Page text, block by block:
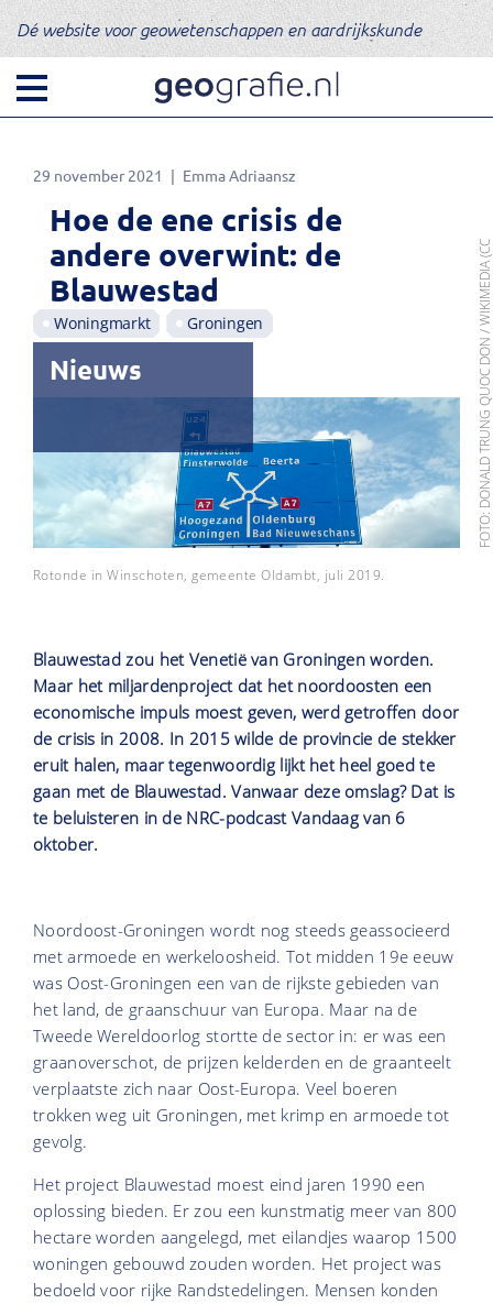
Dé website voor geowetenschappen en aardrijkskunde
29 november 2021 Emma Adriaansz
Hoe de ene crisis de
andere overwint: de
Blauwestad
Woningmarkt Groningen
Nieuws FOTO: DONALD TRUNG QUOC DON / WIKIMEDIA (CC
Rotonde in Winschoten, gemeente Oldambt, juli 2019.
Blauwestad zou het Venetië van Groningen worden.
Maar het miljardenproject dat het noordoosten een
economische impuls moest geven, werd getroffen door
de crisis in 2008. In 2015 wilde de provincie de stekker
eruit halen, maar tegenwoordig lijkt het heel goed te
gaan met de Blauwestad. Vanwaar deze omslag? Dat is
te beluisteren in de NRC-podcast Vandaag van 6
oktober.
Noordoost-Groningen wordt nog steeds geassocieerd
met armoede en werkeloosheid. Tot midden 19e eeuw
was Oost-Groningen een van de rijkste gebieden van
het land, de graanschuur van Europa. Maar na de
Tweede Wereldoorlog stortte de sector in: er was een
graanoverschot, de prijzen kelderden en de graanteelt
verplaatste zich naar Oost-Europa. Veel boeren
trokken weg uit Groningen, met krimp en armoede tot
gevolg.
Het project Blauwestad moest eind jaren 1990 een
oplossing bieden. Er zou een kunstmatig meer van 800
hectare worden aangelegd, met eilandjes waarop 1500
woningen gebouwd zouden worden. Het project was
bedoeld voor rijke Randstedelingen. Mensen konden